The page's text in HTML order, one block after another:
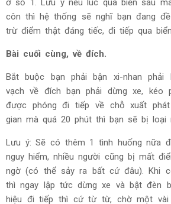
ở số 1. Lưu ý nếu lúc qua biển sau
côn thì hệ thống sẽ nghĩ bạn đang
trừ điểm thật đáng tiếc, đi tiếp qua
Bài cuối cùng, về đích.
Bắt buộc bạn phải bận xi-nhan
vạch về đích bạn phải dừng xe, kéo
được phóng đi tiếp về chỗ xuất
gian mà quá 20 phút thì bạn sẽ bị loại
Lưu ý: Sẽ có thêm 1 tình huống nữa
nguy hiểm, nhiều người cũng bị mất
ngờ (có thể sảy ra bất cứ đâu). Khi
thì ngay lập tức dừng xe và bật đèn
hiệu đi tiếp thì cứ từ từ, chờ một